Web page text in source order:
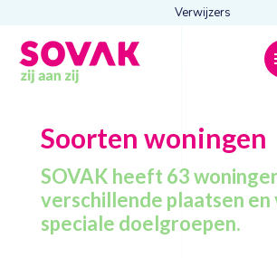
Verwijzers
Anderen zochten ook
Soorten woningen
SOVAK heeft 63
verschillende plaatsen en
speciale doelgroepen.